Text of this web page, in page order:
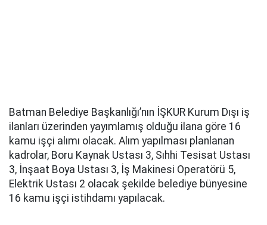
Batman Belediye Başkanlığı’nın İŞKUR Kurum Dışı iş
ilanları üzerinden yayımlamış olduğu ilana göre 16
kamu işçi alımı olacak. Alım yapılması planlanan
kadrolar, Boru Kaynak Ustası 3, Sıhhi Tesisat Ustası
3, İnşaat Boya Ustası 3, İş Makinesi Operatörü 5,
Elektrik Ustası 2 olacak şekilde belediye bünyesine
16 kamu işçi istihdamı yapılacak.